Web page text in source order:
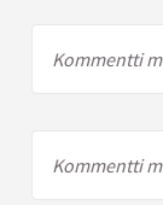
Kommentti
Kommentti